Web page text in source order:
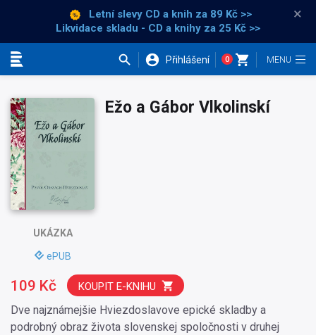
Letní slevy CD a knih za 89 Kč >>
Likvidace skladu - CD a knihy za 25 Kč >>
×
Přihlášení 0
UKÁZKA
ePUB
Ežo a Gábor Vlkolinskí
Dve najznámejšie Hviezdoslavove epické skladby a
podrobný obraz života slovenskej spoločnosti v druhej
109 Kč KOUPIT E-KNIHU